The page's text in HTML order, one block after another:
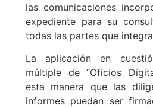
las comunicaciones
expediente para su
todas las partes que
La aplicación en
múltiple de “Oficios
esta manera que las
informes puedan ser